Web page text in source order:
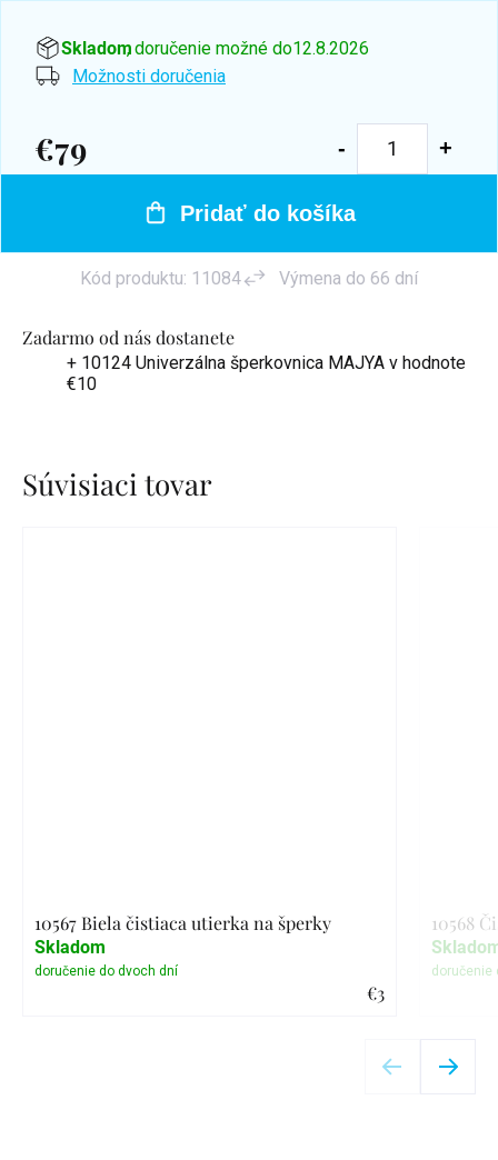
Zadarmo od nás dostanete
+ 10124 Univerzálna šperkovnica MAJYA v hodnote
€10
Skladom, doručenie možné do12.8.2026
Možnosti doručenia
€79
Jednotková
Pridať do košíka
Kód produktu: 11084 Výmena do 66 dní
Súvisiaci tovar
10567 Biela čistiaca utierka na šperky
€3
Skladom
10568